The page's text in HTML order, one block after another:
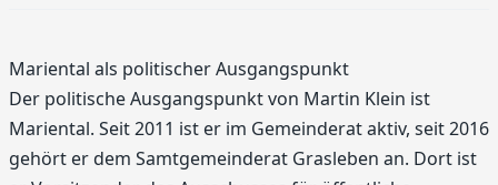
Mariental als politischer Ausgangspunkt
Der politische Ausgangspunkt von Martin Klein ist
Mariental. Seit 2011 ist er im Gemeinderat aktiv, seit 2016
gehört er dem Samtgemeinderat Grasleben an. Dort ist